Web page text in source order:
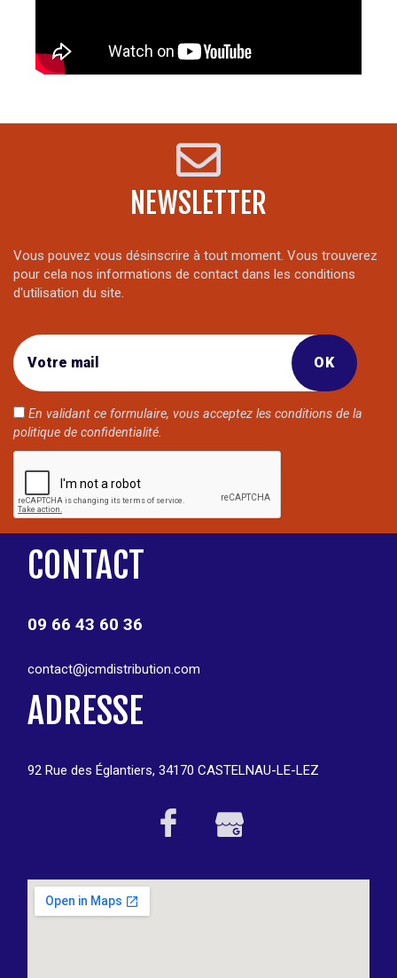
NEWSLETTER
Vous pouvez vous désinscrire à tout moment. Vous trouverez
pour cela nos informations de contact dans les conditions
d'utilisation du site.
En validant ce formulaire, vous acceptez les conditions de la
politique de confidentialité.
CONTACT
09 66 43 60 36
contact@jcmdistribution.com
ADRESSE
92 Rue des Églantiers, 34170 CASTELNAU-LE-LEZ